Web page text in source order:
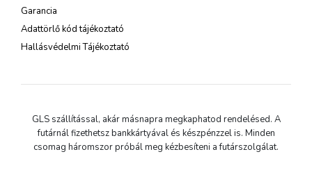
Garancia
Adattörlő kód tájékoztató
Hallásvédelmi Tájékoztató
GLS szállítással, akár másnapra megkaphatod rendelésed. A
futárnál fizethetsz bankkártyával és készpénzzel is. Minden
csomag háromszor próbál meg kézbesíteni a futárszolgálat.